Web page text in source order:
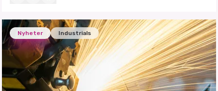
Nyheter Industrials